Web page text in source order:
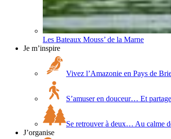
Les Bateaux Mouss’ de la Marne
Je m’inspire
Vivez l’Amazonie en Pays de
S’amuser en douceur… Et
Se retrouver à deux… Au calme
J’organise